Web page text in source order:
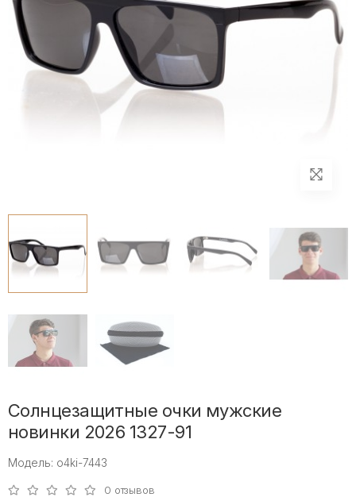
Солнцезащитные очки мужские
новинки 2026 1327-91
Модель: o4ki-7443
0 отзывов